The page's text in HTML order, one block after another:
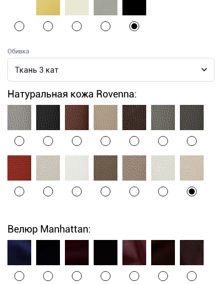
Обивка
Натуральная кожа Rovenna:
Велюр Manhattan: